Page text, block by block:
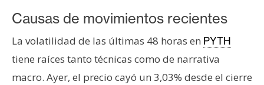
Causas de movimientos recientes
La volatilidad de las últimas 48 horas en PYTH
tiene raíces tanto técnicas como de narrativa
macro. Ayer, el precio cayó un 3,03% desde el cierre